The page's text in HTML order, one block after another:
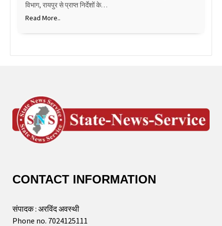
विभाग, रायपुर से प्राप्त निर्देशों के…
Read More..
CONTACT INFORMATION
संपादक : अरविंद अवस्थी
Phone no. 7024125111